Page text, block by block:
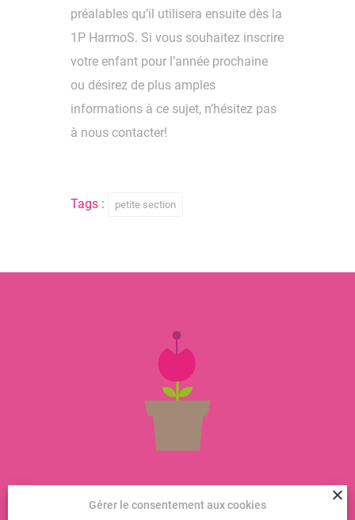
préalables qu’il utilisera ensuite dès la
1P HarmoS. Si vous souhaitez inscrire
votre enfant pour l’année prochaine
ou désirez de plus amples
informations à ce sujet, n’hésitez pas
à nous contacter!
Tags : petite section
Gérer le consentement aux cookies